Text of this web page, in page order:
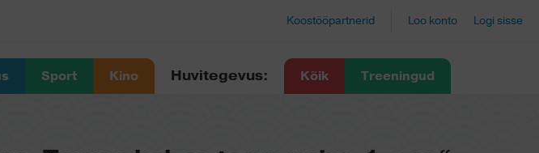
Koostööpartnerid Loo konto Logi sisse
Sport Kino Huvitegevus: Kõik Treeningud